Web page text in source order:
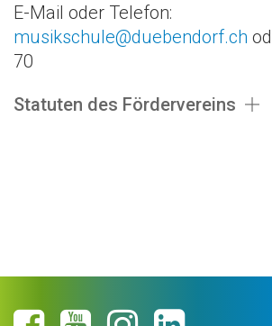
E-Mail oder Telefon:
musikschule@duebendorf.ch
70
Statuten des Fördervereins